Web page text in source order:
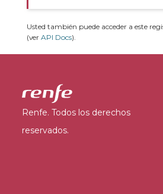
Usted también puede acceder a este
(ver API Docs).
Renfe. Todos los derechos
reservados.